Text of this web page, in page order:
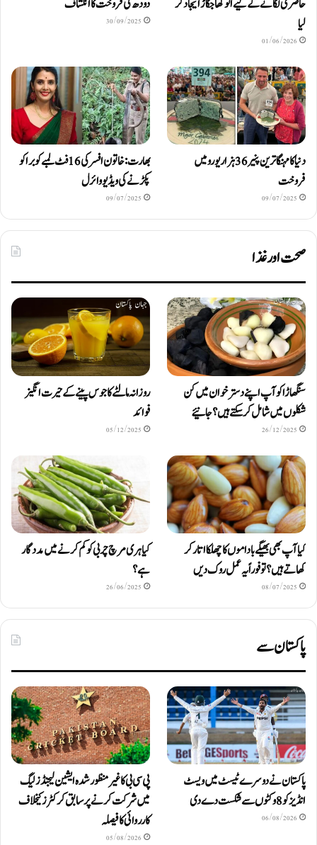
حاضری لگانے کے لیے انوکھا جگاڑ ایجاد کر
لیا
01/06/2026
دودھ کی فروخت کا انکشاف
30/09/2025
دنیا کا مہنگا ترین پنیر 36 ہزار یورو میں
فروخت
09/07/2025
بھارت: خاتون افسر کی 16 فٹ لمبے کوبرا کو
پکڑنے کی ویڈیو وائرل
09/07/2025
صحت اور غذا
سنگھاڑا کو آپ اپنے دستر خوان میں کن
شکلوں میں شامل کرسکتے ہیں ؟ جانیئے
26/12/2025
روزانہ مالٹے کا جوس پینے کے حیرت انگیز
فوائد
05/12/2025
کیا آپ بھی بھیگے باداموں کا چھلکا اتار کر
کھاتے ہیں؟ تو فوراً یہ عمل روک دیں
08/07/2025
کیا ہری مرچ چربی کو کم کرنے میں مددگار
ہے؟
26/06/2025
پاکستان سے
پاکستان نے دوسرے ٹیسٹ میں ویسٹ
انڈیز کو 8 وکٹوں سے شکست دے دی
06/08/2026
پی سی بی کا غیر منظور شدہ ایشین لیجنڈز لیگ
میں شرکت کرنے پر سابق کرکٹرز کیخلاف
کارروائی کا فیصلہ
05/08/2026